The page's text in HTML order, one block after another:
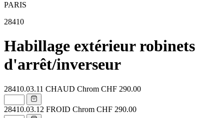
PARIS
28410
Habillage extérieur robinets
d'arrêt/inverseur
28410.03.11 CHAUD Chrom CHF 290.00
28410.03.12 FROID Chrom CHF 290.00